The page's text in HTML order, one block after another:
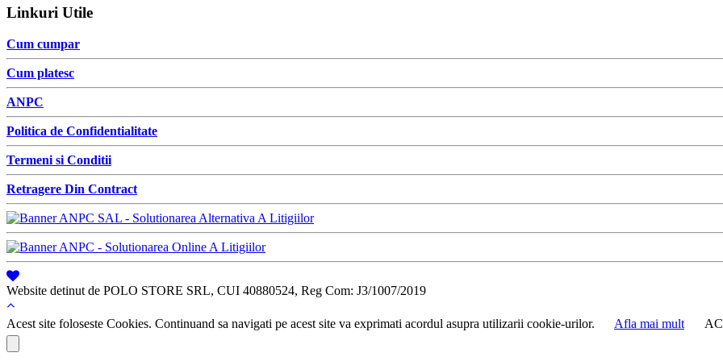
Linkuri Utile
Cum cumpar
Cum platesc
ANPC
Politica de Confidentialitate
Termeni si Conditii
Retragere Din Contract
Website detinut de POLO STORE SRL, CUI 40880524, Reg Com: J3/1007/2019
Acest site foloseste Cookies. Continuand sa navigati pe acest site va exprimati acordul asupra utilizarii cookie-urilor. Afla mai mult